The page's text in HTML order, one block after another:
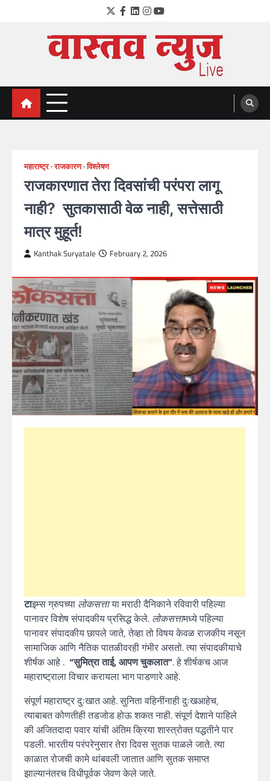
Twitter
Facebook
LinkedIn
Instagram
YouTube
VastavNEWSLive.com
a leading NEWS portal of Maharahstra
महाराष्ट्र राजकारण विश्लेषण
राजकारणात तेरा दिवसांची परंपरा लागू
नाही? सुतकासाठी वेळ नाही, सत्तेसाठी
मात्र मुहूर्त!
Kanthak Suryatale February 2, 2026
टाइम्स ग्रुपच्या लोकसत्ताया मराठी दैनिकाने रविवारी पहिल्या
पानावर विशेष संपादकीय प्रसिद्ध केले. लोकसत्तामध्ये पहिल्या
पानावर संपादकीय छापले जाते, तेव्हा तो विषय केवळ राजकीय नसून
सामाजिक आणि नैतिक पातळीवरही गंभीर असतो. त्या संपादकीयाचे
शीर्षक आहे . “सुमित्रा ताई, आपण चुकलात”. हे शीर्षकच आज
महाराष्ट्राला विचार करायला भाग पाडणारे आहे.
संपूर्ण महाराष्ट्र दुःखात आहे. सुनिता वहिनींनाही दुःखआहेच,
त्याबाबत कोणतीही तडजोड होऊ शकत नाही. संपूर्ण देशाने पाहिले
की अजितदादा पवार यांची अंतिम क्रिया शास्त्रोक्त पद्धतीने पार
पडली. भारतीय परंपरेनुसार तेरा दिवस सुतक पाळले जाते. त्या
काळात रोजची कामे थांबवली जातात आणि सुतक समाप्त
झाल्यानंतरच विधीपूर्वक जेवण केले जाते.